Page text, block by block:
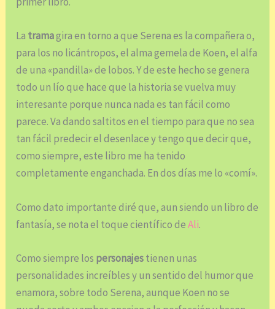
La tramagira en torno a que Serena es la compañera o,
para los no licántropos, el alma gemela de Koen, el alfa
de una «pandilla» de lobos. Y de este hecho se genera
todo un lío que hace que la historia se vuelva muy
interesante porque nunca nada es tan fácil como
parece. Va dando saltitos en el tiempo para que no sea
tan fácil predecir el desenlace y tengo que decir que,
como siempre, este libro me ha tenido
completamente enganchada. En dos días me lo «comí».
Como dato importante diré que, aun siendo un libro de
fantasía, se nota el toque científico deAli.
Como siempre los personajestienen unas
personalidades increíbles y un sentido del humor que
enamora, sobre todo Serena, aunque Koen no se